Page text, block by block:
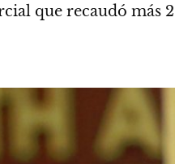
que recaudó más